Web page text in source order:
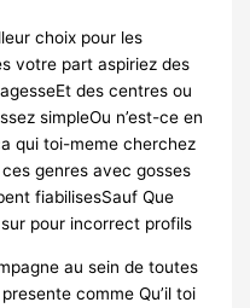
choix pour les
votre part aspiriez des
des centres ou
simpleOu n’est-ce en
qui toi-meme cherchez
genres avec gosses
fiabilisesSauf Que
pour incorrect profils
au sein de toutes
comme Qu’il toi